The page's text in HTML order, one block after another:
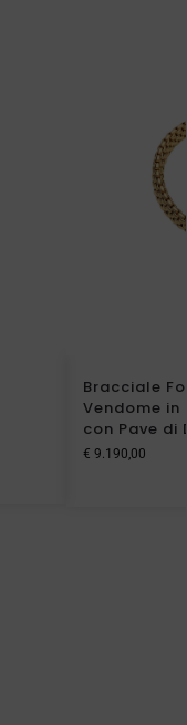
Bracciale
Vendome in
con Pave di
€ 9.190,00